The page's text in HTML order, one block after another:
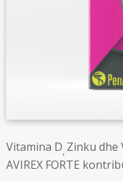
Vitamina D Zinku dhe
AVIREX FORTE